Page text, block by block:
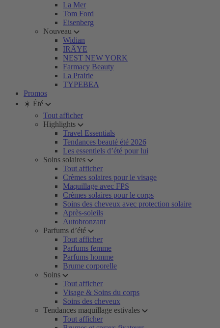
La Mer
Tom Ford
Eisenberg
Nouveau
Widian
IRÄYE
NEST NEW YORK
Farmacy Beauty
La Prairie
TYPEBEA
Promos
☀️ Été
Tout afficher
Highlights
Travel Essentials
Tendances beauté été 2026
Les essentiels d’été pour lui
Soins solaires
Tout afficher
Crèmes solaires pour le visage
Maquillage avec FPS
Crèmes solaires pour le corps
Soins des cheveux avec protection solaire
Après-soleils
Autobronzant
Parfums d’été
Tout afficher
Parfums femme
Parfums homme
Brume corporelle
Soins
Tout afficher
Visage & Soins du corps
Soins des cheveux
Tendances maquillage estivales
Tout afficher